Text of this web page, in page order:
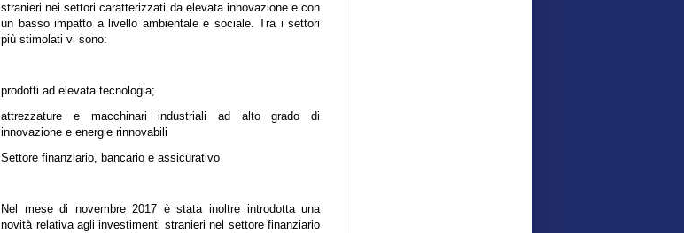
stranieri nei settori caratterizzati da elevata innovazione e con
un basso impatto a livello ambientale e sociale. Tra i settori
più stimolati vi sono:
prodotti ad elevata tecnologia;
attrezzature e macchinari industriali ad alto grado di
innovazione e energie rinnovabili
Settore finanziario, bancario e assicurativo
Nel mese di novembre 2017 è stata inoltre introdotta una
novità relativa agli investimenti stranieri nel settore finanziario